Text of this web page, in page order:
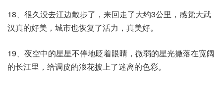
18、很久没去江边散步了，来回走了大约3公里，感觉大武
汉真的好美，城市也恢复了活力，真美好。
19、夜空中的星星不停地眨着眼睛，微弱的星光撒落在宽阔
的长江里，给调皮的浪花披上了迷离的色彩。